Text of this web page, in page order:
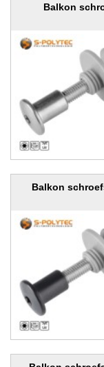
Balkon
Balkon